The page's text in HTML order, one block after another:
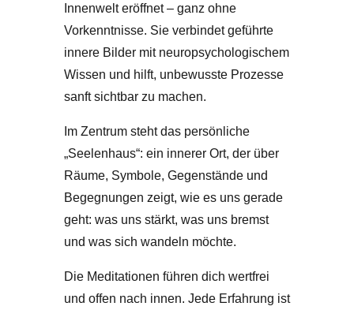
Innenwelt eröffnet – ganz ohne
Vorkenntnisse. Sie verbindet geführte
innere Bilder mit neuropsychologischem
Wissen und hilft, unbewusste Prozesse
sanft sichtbar zu machen.
Im Zentrum steht das persönliche
„Seelenhaus“: ein innerer Ort, der über
Räume, Symbole, Gegenstände und
Begegnungen zeigt, wie es uns gerade
geht: was uns stärkt, was uns bremst
und was sich wandeln möchte.
Die Meditationen führen dich wertfrei
und offen nach innen. Jede Erfahrung ist